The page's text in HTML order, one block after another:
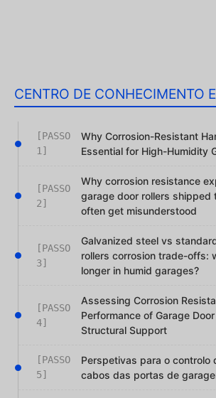
CENTRO DE CONHECIMENTO
[PASSO
1]
Why Corrosion-Resistant
Essential for High-Humidity
[PASSO
2]
Why corrosion resistance
garage door rollers shipped
often get misunderstood
[PASSO
3]
Galvanized steel vs
rollers corrosion trade-offs:
longer in humid garages?
[PASSO
4]
Assessing Corrosion
Performance of Garage
Structural Support
[PASSO
5]
Perspetivas para o controlo
cabos das portas de